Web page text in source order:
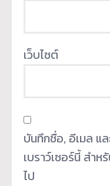
เว็บไซต์
บันทึกชื่อ, อีเมล แ
เบราว์เซอร์นี้ สำ
ไป